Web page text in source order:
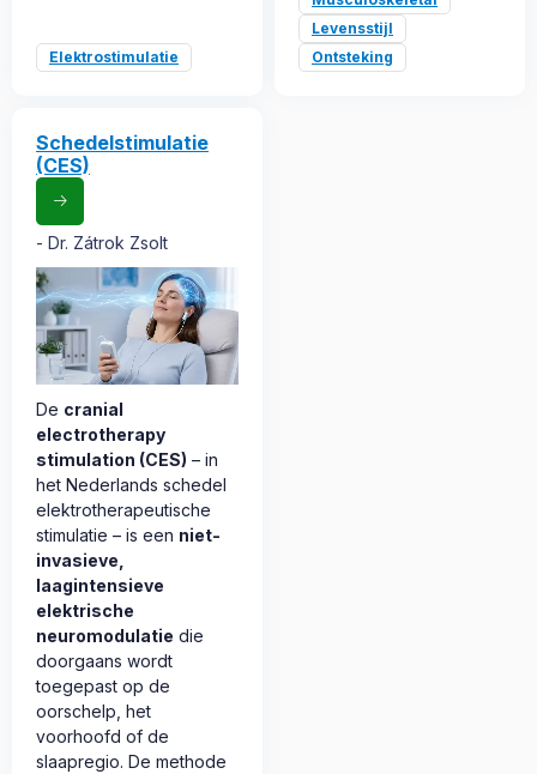
Elektrostimulatie
Levensstijl
Ontsteking
Schedelstimulatie
(CES)
Dr. Zátrok Zsolt
De cranial
electrotherapy
stimulation (CES) – in
het Nederlands schedel
elektrotherapeutische
stimulatie – is een niet-
invasieve,
laagintensieve
elektrische
neuromodulatie die
doorgaans wordt
toegepast op de
oorschelp, het
voorhoofd of de
slaapregio. De methode